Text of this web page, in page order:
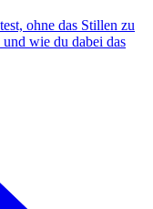
ohne das Stillen zu
wie du dabei das